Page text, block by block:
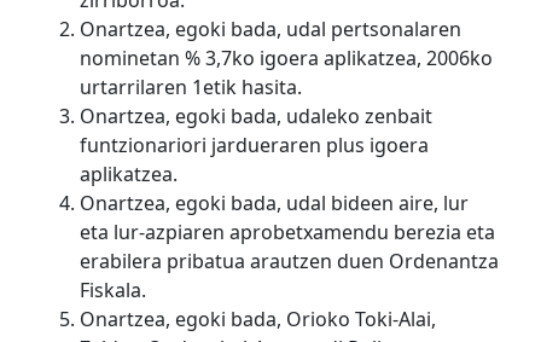
Onartzea, egoki bada, udal pertsonalaren
nominetan % 3,7ko igoera aplikatzea, 2006ko
urtarrilaren 1etik hasita.
Onartzea, egoki bada, udaleko zenbait
funtzionariori jardueraren plus igoera
aplikatzea.
Onartzea, egoki bada, udal bideen aire, lur
eta lur-azpiaren aprobetxamendu berezia eta
erabilera pribatua arautzen duen Ordenantza
Fiskala.
Onartzea, egoki bada, Orioko Toki-Alai,